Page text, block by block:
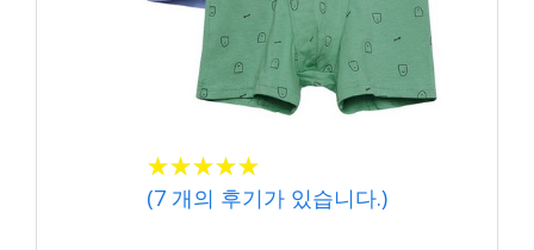
★★★★★
★★★★★
(7 개의 후기가 있습니다.)